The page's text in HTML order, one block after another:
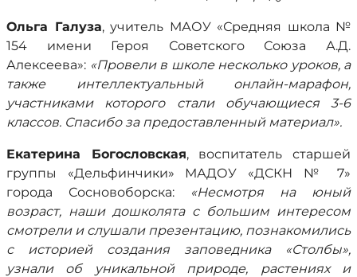
Ольга Галуза, учитель МАОУ «Средняя школа №
154 имени Героя Советского Союза А.Д.
Алексеева»: «Провели в школе несколько уроков, а
также интеллектуальный онлайн-марафон,
участниками которого стали обучающиеся 3-6
классов. Спасибо за предоставленный материал».
Екатерина Богословская, воспитатель старшей
группы «Дельфинчики» МАДОУ «ДСКН № 7»
города Сосновоборска:
«Несмотря на юный
возраст, наши дошколята с большим интересом
смотрели и слушали презентацию, познакомились
с историей создания заповедника «Столбы»,
узнали об уникальной природе, растениях и